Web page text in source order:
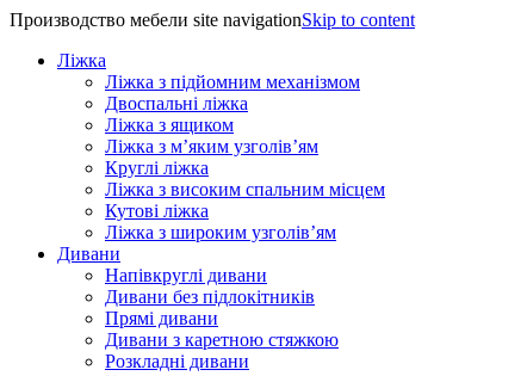
Производство мебели site navigationSkip to content
Ліжка
Ліжка з підйомним механізмом
Двоспальні ліжка
Ліжка з ящиком
Ліжка з м’яким узголів’ям
Круглі ліжка
Ліжка з високим спальним місцем
Кутові ліжка
Ліжка з широким узголів’ям
Дивани
Напівкруглі дивани
Дивани без підлокітників
Прямі дивани
Дивани з каретною стяжкою
Розкладні дивани